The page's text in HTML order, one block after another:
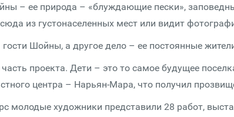
– ее природа – «блуждающие пески»,
из густонаселенных мест или видит
Шойны, а другое дело – ее постоянные
проекта. Дети – это то самое будущее
центра – Нарьян-Мара, что получил
молодые художники представили 28 работ,